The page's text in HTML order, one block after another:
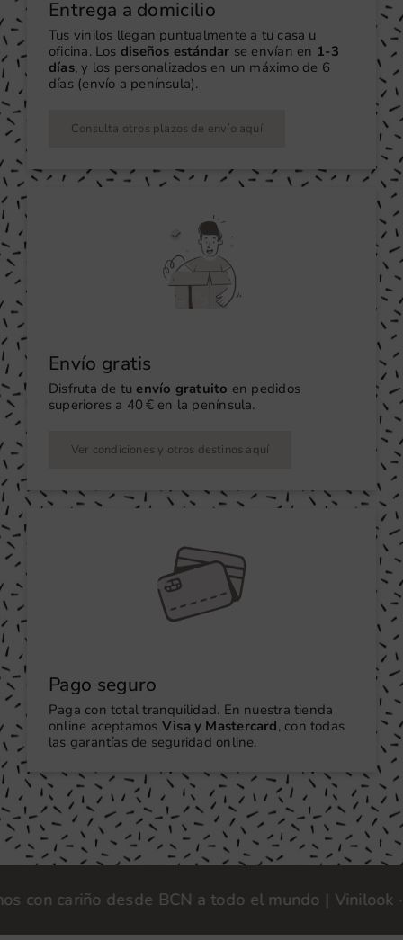
Entrega a domicilio
Tus vinilos llegan puntualmente a tu casa u
oficina. Los diseños estándar se envían en 1-3
días, y los personalizados en un máximo de 6
días (envío a península).
Consulta otros plazos de envío aquí
Envío gratis
Disfruta de tu envío gratuito en pedidos
superiores a 40 € en la península.
Ver condiciones y otros destinos aquí
Pago seguro
Paga con total tranquilidad. En nuestra tienda
online aceptamos Visa y Mastercard, con todas
las garantías de seguridad online.
desde BCN a todo el mundo | Vinilook ·